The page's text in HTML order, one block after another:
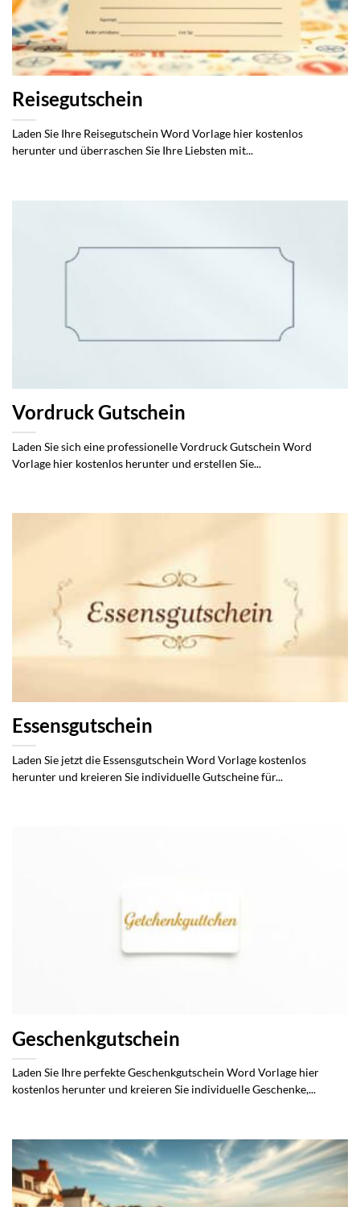
Reisegutschein
Laden Sie Ihre Reisegutschein Word Vorlage hier kostenlos
herunter und überraschen Sie Ihre Liebsten mit...
Vordruck Gutschein
Laden Sie sich eine professionelle Vordruck Gutschein Word
Vorlage hier kostenlos herunter und erstellen Sie...
Essensgutschein
Laden Sie jetzt die Essensgutschein Word Vorlage kostenlos
herunter und kreieren Sie individuelle Gutscheine für...
Geschenkgutschein
Laden Sie Ihre perfekte Geschenkgutschein Word Vorlage hier
kostenlos herunter und kreieren Sie individuelle Geschenke,...